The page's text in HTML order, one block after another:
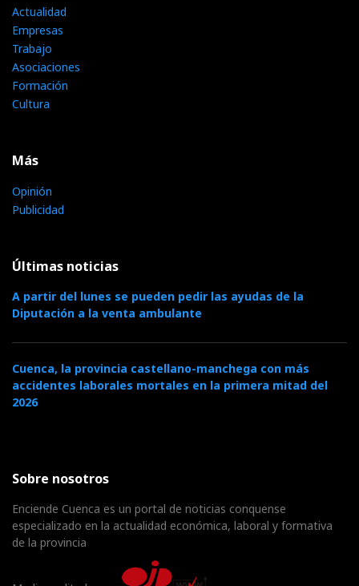
Actualidad
Empresas
Trabajo
Asociaciones
Formación
Cultura
Más
Opinión
Publicidad
Últimas noticias
A partir del lunes se pueden pedir las ayudas de la
Diputación a la venta ambulante
Cuenca, la provincia castellano-manchega con más
accidentes laborales mortales en la primera mitad del
2026
Sobre nosotros
Enciende Cuenca es un portal de noticias conquense
especializado en la actualidad económica, laboral y formativa
de la provincia